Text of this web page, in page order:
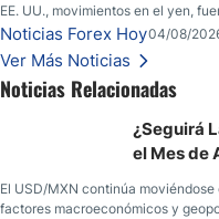
EE. UU., movimientos en el yen,
seguridad en Bitcoin y nuevas
Noticias Forex Hoy04/08/
Ver Más Noticias
Noticias Relacionadas
¿Seguirá
el Mes de
El USD/MXN continúa
factores macroeconómicos y